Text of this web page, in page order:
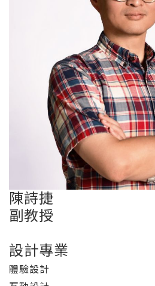
陳詩捷
副教授
設計專業
體驗設計